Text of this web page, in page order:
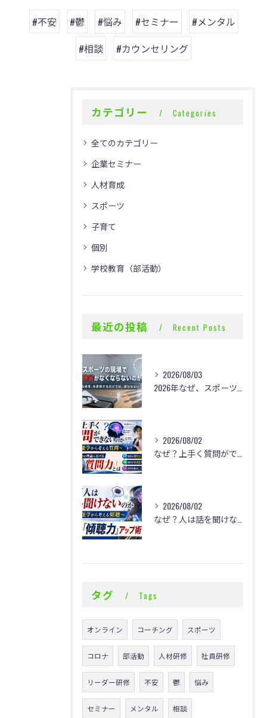
#不安 #鬱 #悩み #セミナー
#メンタル
#相談
#カウンセリング
カテゴリー Categories
全てのカテゴリー
企業セミナー
人材育成
スポーツ
子育て
個別
学校教育（部活動）
最近の投稿 Recent Posts
2026/08/03
2026/08/02
2026/08/02
タグ Tags
オンライン コーチング スポーツ
コロナ 部活動 人材研修 社員研修
リーダー研修 不安 鬱 悩み
セミナー メンタル 相談